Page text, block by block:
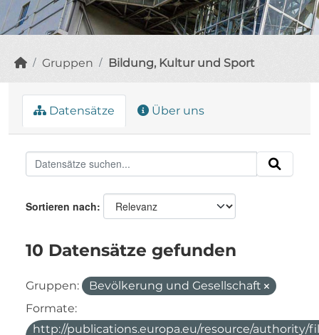
Gruppen Bildung, Kultur und Sport
Datensätze Über uns
Sortieren nach
10 Datensätze gefunden
Gruppen:
Bevölkerung und Gesellschaft
Formate:
http://publications.europa.eu/resource/authority/